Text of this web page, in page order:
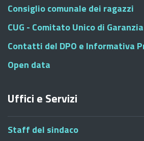
Consiglio comunale dei ragazzi
CUG - Comitato Unico di Garanzia
Contatti del DPO e Informativa
Open data
Uffici e Servizi
Staff del sindaco